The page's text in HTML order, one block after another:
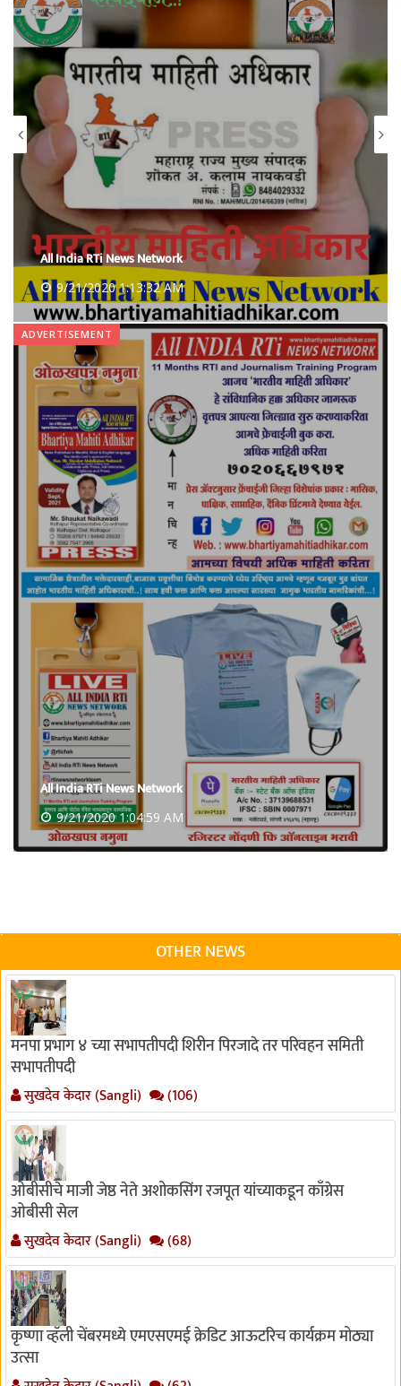
All India RTi News Network
9/21/2020 1:13:32 AM
ADVERTISEMENT
All India RTi News Network
9/21/2020 1:04:59 AM
OTHER NEWS
मनपा प्रभाग ४ च्या सभापतीपदी शिरीन पिरजादे तर परिवहन समिती
सभापतीपदी
सुखदेव केदार (Sangli) (106)
ओबीसीचे माजी जेष्ठ नेते अशोकसिंग रजपूत यांच्याकडून काँग्रेस
ओबीसी सेल
सुखदेव केदार (Sangli) (68)
कृष्णा व्हॅली चेंबरमध्ये एमएसएमई क्रेडिट आऊटरिच कार्यक्रम मोठ्या
उत्सा